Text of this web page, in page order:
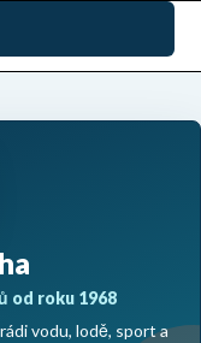
od roku 1968
vodu, lodě, sport a